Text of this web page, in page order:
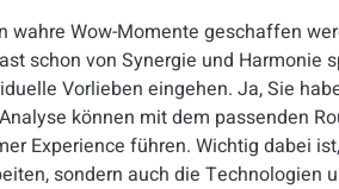
wahre Wow-Momente geschaffen
schon von Synergie und Harmonie
Vorlieben eingehen. Ja, Sie
können mit dem passenden
Experience führen. Wichtig dabei
sondern auch die Technologien